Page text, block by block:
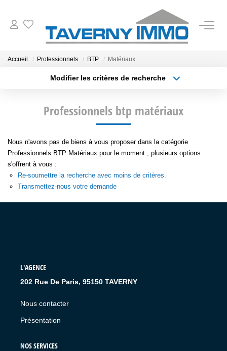
ESTIMATION
OUTILS
NOTRE AGENCE
CONTACT
Accueil Professionnels BTP Matériaux
Modifier les critères de recherche
Type de bien
Surface min
Budget max Plus de critères
Professionnels btp matériaux
Nous n'avons pas de biens à vous proposer dans la catégorie
Professionnels BTP Matériaux pour le moment , plusieurs options
s'offrent à vous :
Re-soumettre la recherche avec moins de critères.
Transmettez-nous votre demande
L'AGENCE
202 Rue De Paris, 95150 TAVERNY
Nous contacter
Présentation
NOS SERVICES